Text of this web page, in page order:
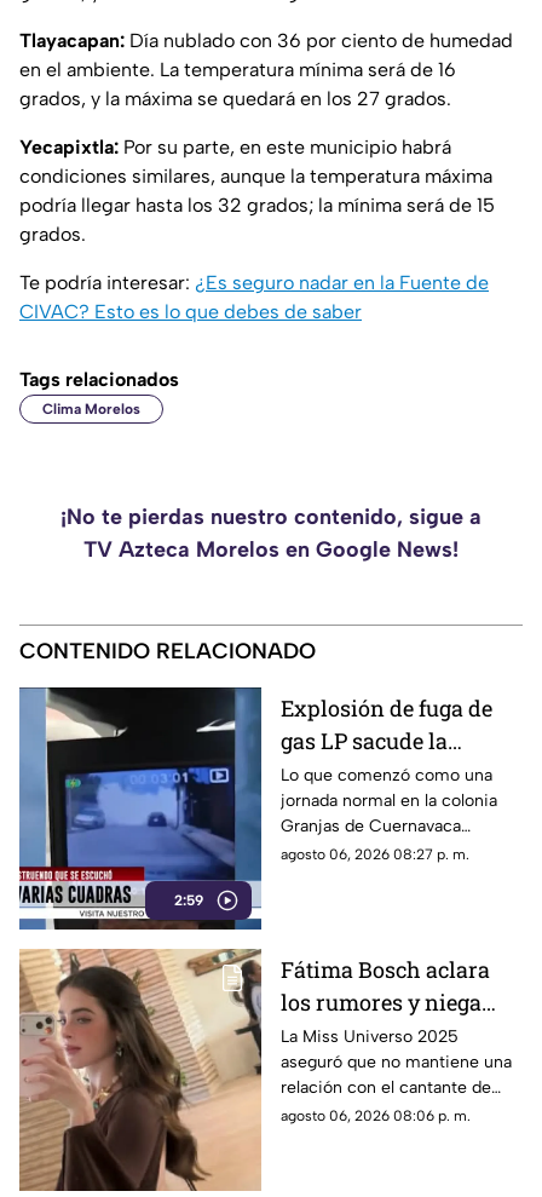
Tlayacapan: Día nublado con 36 por ciento de humedad
en el ambiente. La temperatura mínima será de 16
grados, y la máxima se quedará en los 27 grados.
Yecapixtla: Por su parte, en este municipio habrá
condiciones similares, aunque la temperatura máxima
podría llegar hasta los 32 grados; la mínima será de 15
grados.
Te podría interesar: ¿Es seguro nadar en la Fuente de
CIVAC? Esto es lo que debes de saber
Tags relacionados
Clima Morelos
¡No te pierdas nuestro contenido, sigue a
TV Azteca Morelos en Google News!
CONTENIDO RELACIONADO
2:59
Explosión de fuga de
gas LP sacude la
colonia Las Granjas
Lo que comenzó como una
jornada normal en la colonia
Granjas de Cuernavaca
terminó en una movilización
agosto 06, 2026 08:27 p. m.
Fátima Bosch aclara
los rumores y niega
tener un romance con
Natanael Cano
La Miss Universo 2025
aseguró que no mantiene una
relación con el cantante de
corridos tumbados.
agosto 06, 2026 08:06 p. m.